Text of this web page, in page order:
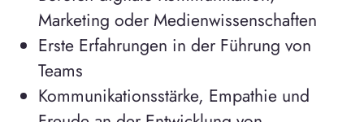
Marketing oder Medienwissenschaften
Erste Erfahrungen in der Führung von
Teams
Kommunikationsstärke, Empathie und